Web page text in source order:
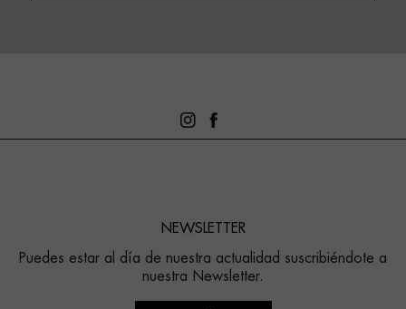
NEWSLETTER
Puedes estar al día de nuestra actualidad suscribiéndote a
nuestra Newsletter.